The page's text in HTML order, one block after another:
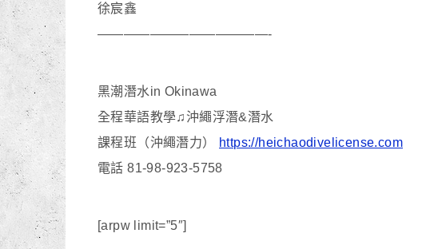
徐宸鑫
—————————————-
黑潮潛水in Okinawa
全程華語教學♫沖繩浮潛&潛水
課程班（沖繩潛力）
https://heichaodivelicense.com
電話 81-98-923-5758
[arpw limit=”5″]